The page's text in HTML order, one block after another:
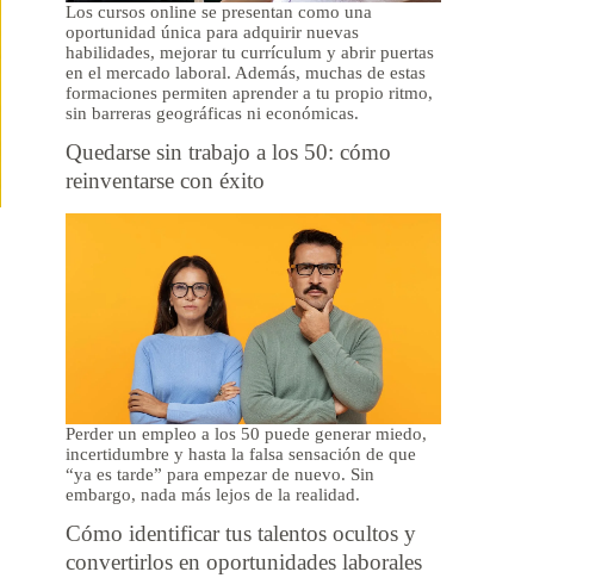
Los cursos online se presentan como una
oportunidad única para adquirir nuevas
habilidades, mejorar tu currículum y abrir puertas
en el mercado laboral. Además, muchas de estas
formaciones permiten aprender a tu propio ritmo,
sin barreras geográficas ni económicas.
Quedarse sin trabajo a los 50: cómo
reinventarse con éxito
Perder un empleo a los 50 puede generar miedo,
incertidumbre y hasta la falsa sensación de que
“ya es tarde” para empezar de nuevo. Sin
embargo, nada más lejos de la realidad.
Cómo identificar tus talentos ocultos y
convertirlos en oportunidades laborales